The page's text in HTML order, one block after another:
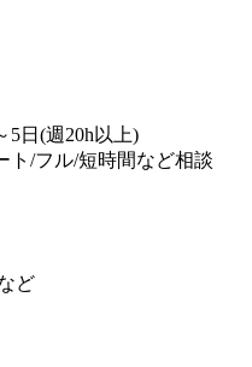
5日(週20h以上)
/フル/短時間など相談
ど